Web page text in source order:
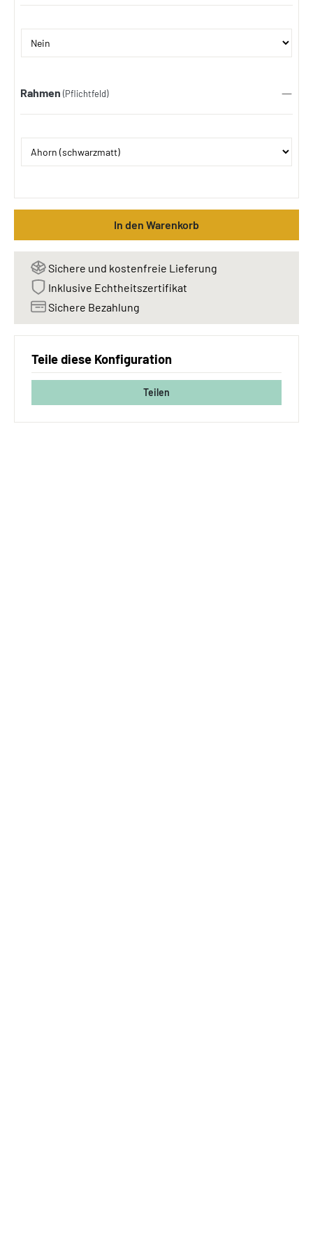
Rahmen (Pflichtfeld)
In den Warenkorb
Sichere und kostenfreie Lieferung
Inklusive Echtheitszertifikat
Sichere Bezahlung
Teile diese Konfiguration
Teilen